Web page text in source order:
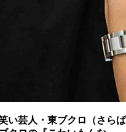
い芸人・東ブクロ（さらば